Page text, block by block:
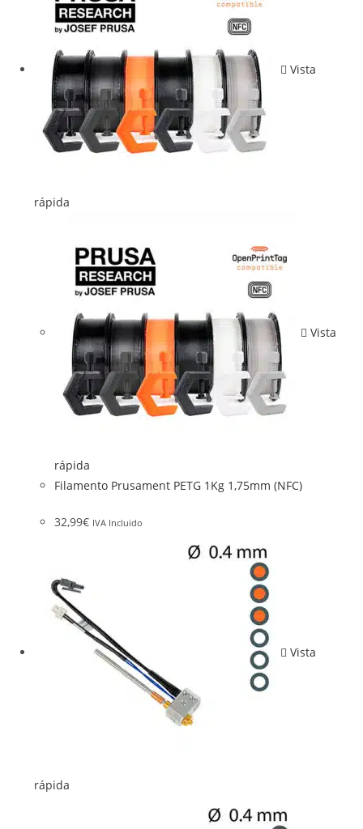
Vista
rápida
Vista
rápida
Filamento Prusament PETG 1Kg 1,75mm (NFC)
32,99€ IVA Incluido
Vista
rápida